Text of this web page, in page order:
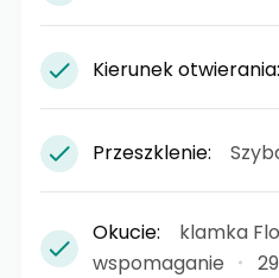
Kierunek otwierania:
Przeszklenie:
Okucie:
klamka
wspomaganie